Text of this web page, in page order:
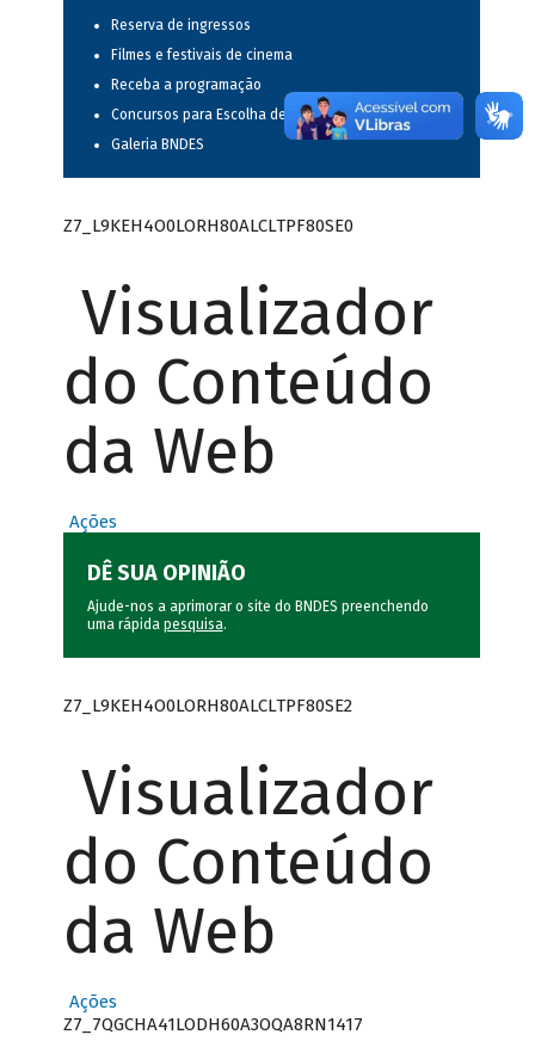
Reserva de ingressos
Filmes e festivais de cinema
Receba a programação
Concursos para Escolha de Espetáculos Musicais
Galeria BNDES
Z7_L9KEH4O0LORH80ALCLTPF80SE0
Visualizador
do Conteúdo
da Web
Ações
DÊ SUA OPINIÃO
Ajude-nos a aprimorar o site do BNDES preenchendo
uma rápida pesquisa.
Z7_L9KEH4O0LORH80ALCLTPF80SE2
Visualizador
do Conteúdo
da Web
Ações
Z7_7QGCHA41LODH60A3OQA8RN1417